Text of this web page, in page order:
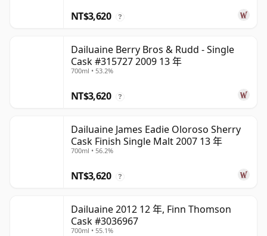
NT$3,620 ?
Dailuaine Berry Bros & Rudd - Single
Cask #315727 2009 13 年
700ml • 53.2%
NT$3,620 ?
Dailuaine James Eadie Oloroso Sherry
Cask Finish Single Malt 2007 13 年
700ml • 56.2%
NT$3,620 ?
Dailuaine 2012 12 年, Finn Thomson
Cask #3036967
700ml • 55.1%